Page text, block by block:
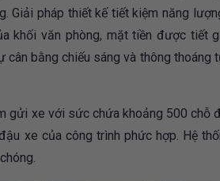
Giải pháp thiết kế tiết kiệm năng
khối văn phòng, mặt tiền được tiết
cân bằng chiếu sáng và thông
gửi xe với sức chứa khoảng 500 chỗ
xe của công trình phức hợp. Hệ